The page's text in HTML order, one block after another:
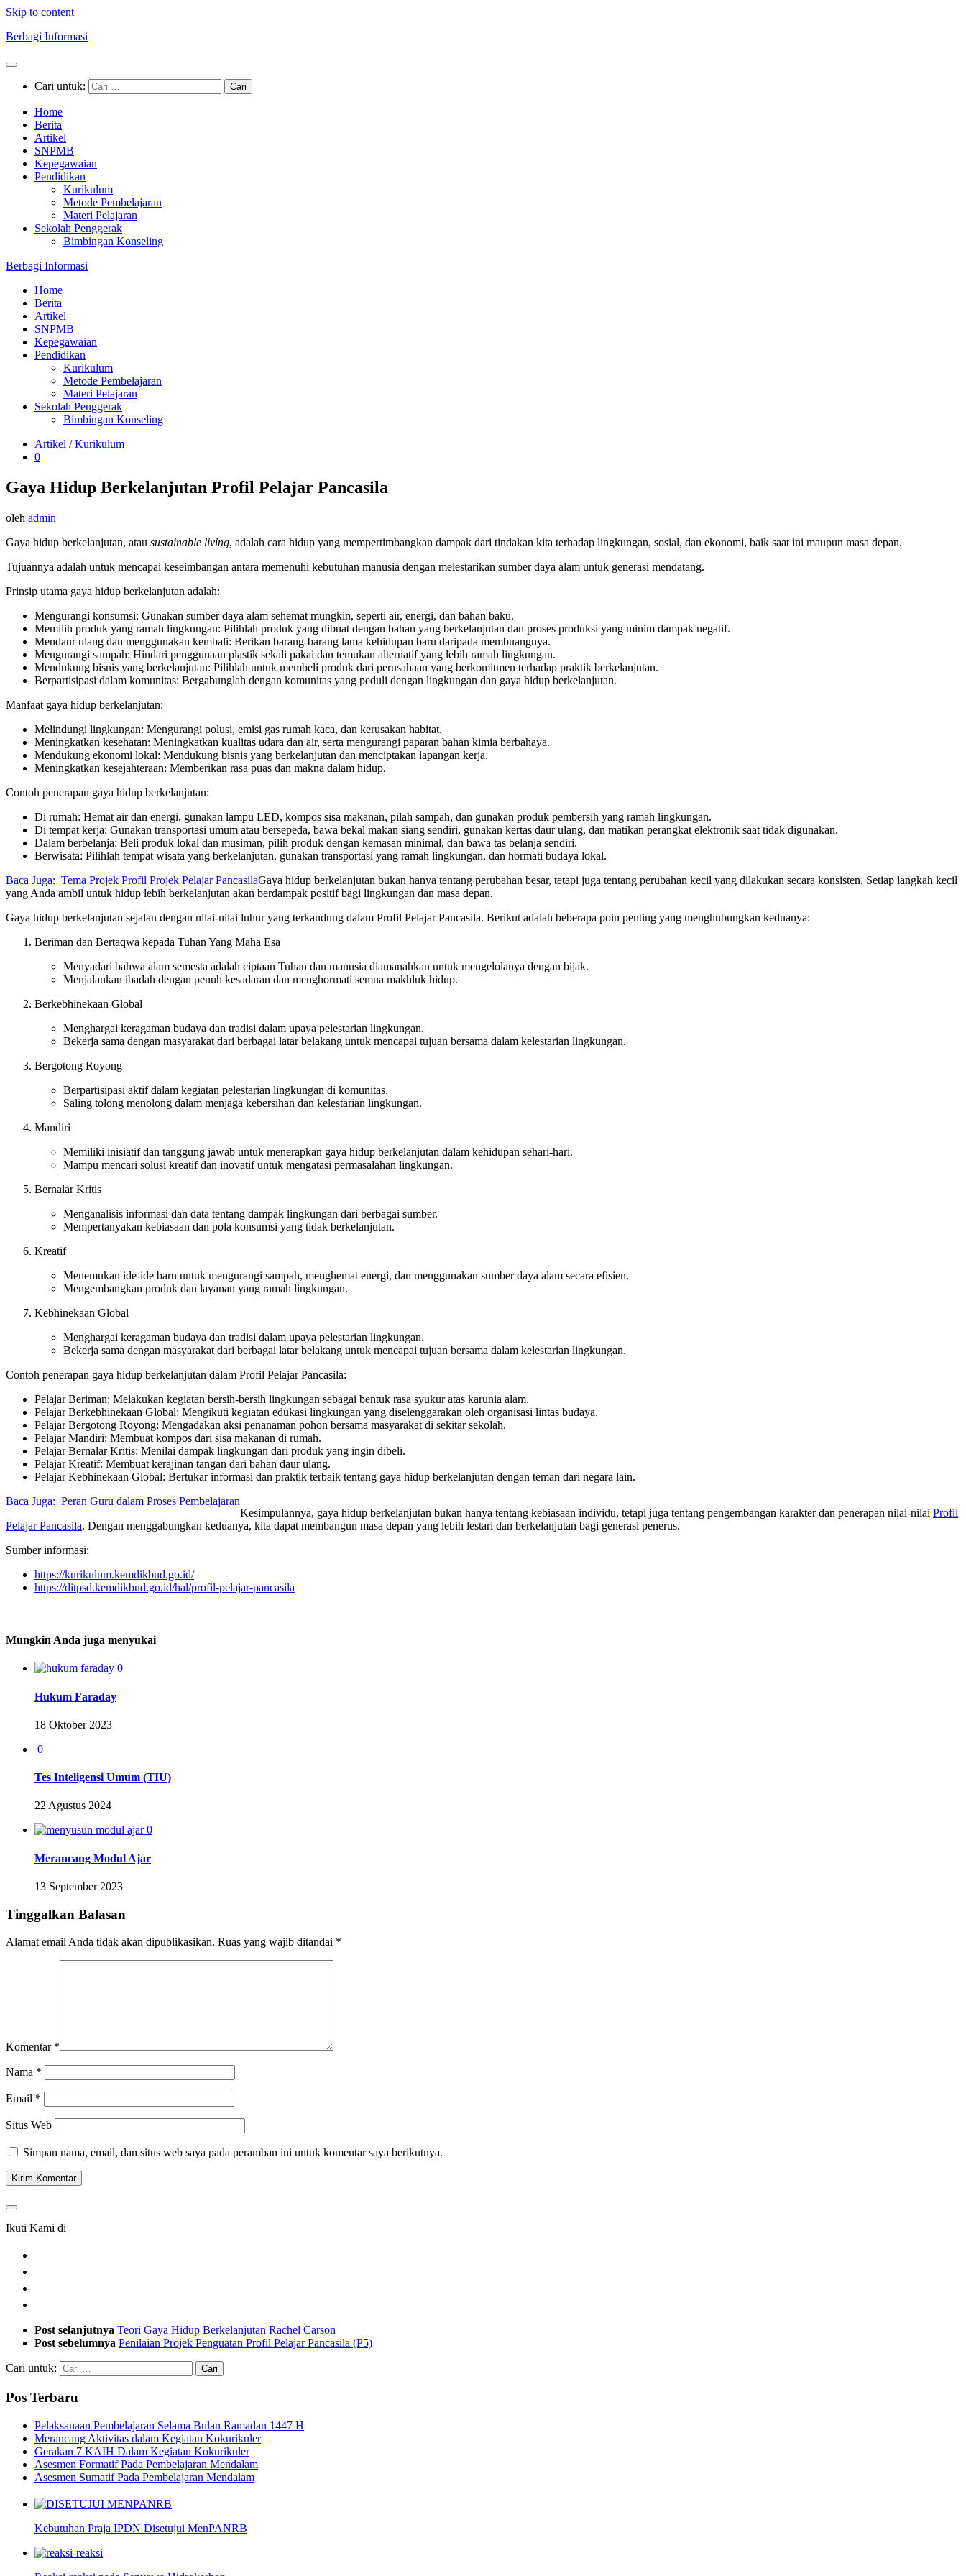
Skip to content
Berbagi Informasi
Cari untuk:
Home
Berita
Artikel
SNPMB
Kepegawaian
Pendidikan
Kurikulum
Metode Pembelajaran
Materi Pelajaran
Sekolah Penggerak
Bimbingan Konseling
Berbagi Informasi
Home
Berita
Artikel
SNPMB
Kepegawaian
Pendidikan
Kurikulum
Metode Pembelajaran
Materi Pelajaran
Sekolah Penggerak
Bimbingan Konseling
Artikel / Kurikulum
0
Gaya Hidup Berkelanjutan Profil Pelajar Pancasila
oleh admin
Gaya hidup berkelanjutan, atau sustainable living, adalah cara hidup yang mempertimbangkan dampak dari tindakan kita terhadap lingkungan, sosial, dan ekonomi, baik saat ini maupun masa depan.
Tujuannya adalah untuk mencapai keseimbangan antara memenuhi kebutuhan manusia dengan melestarikan sumber daya alam untuk generasi mendatang.
Prinsip utama gaya hidup berkelanjutan adalah:
Mengurangi konsumsi: Gunakan sumber daya alam sehemat mungkin, seperti air, energi, dan bahan baku.
Memilih produk yang ramah lingkungan: Pilihlah produk yang dibuat dengan bahan yang berkelanjutan dan proses produksi yang minim dampak negatif.
Mendaur ulang dan menggunakan kembali: Berikan barang-barang lama kehidupan baru daripada membuangnya.
Mengurangi sampah: Hindari penggunaan plastik sekali pakai dan temukan alternatif yang lebih ramah lingkungan.
Mendukung bisnis yang berkelanjutan: Pilihlah untuk membeli produk dari perusahaan yang berkomitmen terhadap praktik berkelanjutan.
Berpartisipasi dalam komunitas: Bergabunglah dengan komunitas yang peduli dengan lingkungan dan gaya hidup berkelanjutan.
Manfaat gaya hidup berkelanjutan:
Melindungi lingkungan: Mengurangi polusi, emisi gas rumah kaca, dan kerusakan habitat.
Meningkatkan kesehatan: Meningkatkan kualitas udara dan air, serta mengurangi paparan bahan kimia berbahaya.
Mendukung ekonomi lokal: Mendukung bisnis yang berkelanjutan dan menciptakan lapangan kerja.
Meningkatkan kesejahteraan: Memberikan rasa puas dan makna dalam hidup.
Contoh penerapan gaya hidup berkelanjutan:
Di rumah: Hemat air dan energi, gunakan lampu LED, kompos sisa makanan, pilah sampah, dan gunakan produk pembersih yang ramah lingkungan.
Di tempat kerja: Gunakan transportasi umum atau bersepeda, bawa bekal makan siang sendiri, gunakan kertas daur ulang, dan matikan perangkat elektronik saat tidak digunakan.
Dalam berbelanja: Beli produk lokal dan musiman, pilih produk dengan kemasan minimal, dan bawa tas belanja sendiri.
Berwisata: Pilihlah tempat wisata yang berkelanjutan, gunakan transportasi yang ramah lingkungan, dan hormati budaya lokal.
Baca Juga: Tema Projek Profil Projek Pelajar PancasilaGaya hidup berkelanjutan bukan hanya tentang perubahan besar, tetapi juga tentang perubahan kecil yang dilakukan secara konsisten. Setiap langkah kecil
yang Anda ambil untuk hidup lebih berkelanjutan akan berdampak positif bagi lingkungan dan masa depan.
Gaya hidup berkelanjutan sejalan dengan nilai-nilai luhur yang terkandung dalam Profil Pelajar Pancasila. Berikut adalah beberapa poin penting yang menghubungkan keduanya:
Beriman dan Bertaqwa kepada Tuhan Yang Maha Esa
Menyadari bahwa alam semesta adalah ciptaan Tuhan dan manusia diamanahkan untuk mengelolanya dengan bijak.
Menjalankan ibadah dengan penuh kesadaran dan menghormati semua makhluk hidup.
Berkebhinekaan Global
Menghargai keragaman budaya dan tradisi dalam upaya pelestarian lingkungan.
Bekerja sama dengan masyarakat dari berbagai latar belakang untuk mencapai tujuan bersama dalam kelestarian lingkungan.
Bergotong Royong
Berpartisipasi aktif dalam kegiatan pelestarian lingkungan di komunitas.
Saling tolong menolong dalam menjaga kebersihan dan kelestarian lingkungan.
Mandiri
Memiliki inisiatif dan tanggung jawab untuk menerapkan gaya hidup berkelanjutan dalam kehidupan sehari-hari.
Mampu mencari solusi kreatif dan inovatif untuk mengatasi permasalahan lingkungan.
Bernalar Kritis
Menganalisis informasi dan data tentang dampak lingkungan dari berbagai sumber.
Mempertanyakan kebiasaan dan pola konsumsi yang tidak berkelanjutan.
Kreatif
Menemukan ide-ide baru untuk mengurangi sampah, menghemat energi, dan menggunakan sumber daya alam secara efisien.
Mengembangkan produk dan layanan yang ramah lingkungan.
Kebhinekaan Global
Menghargai keragaman budaya dan tradisi dalam upaya pelestarian lingkungan.
Bekerja sama dengan masyarakat dari berbagai latar belakang untuk mencapai tujuan bersama dalam kelestarian lingkungan.
Contoh penerapan gaya hidup berkelanjutan dalam Profil Pelajar Pancasila:
Pelajar Beriman: Melakukan kegiatan bersih-bersih lingkungan sebagai bentuk rasa syukur atas karunia alam.
Pelajar Berkebhinekaan Global: Mengikuti kegiatan edukasi lingkungan yang diselenggarakan oleh organisasi lintas budaya.
Pelajar Bergotong Royong: Mengadakan aksi penanaman pohon bersama masyarakat di sekitar sekolah.
Pelajar Mandiri: Membuat kompos dari sisa makanan di rumah.
Pelajar Bernalar Kritis: Menilai dampak lingkungan dari produk yang ingin dibeli.
Pelajar Kreatif: Membuat kerajinan tangan dari bahan daur ulang.
Pelajar Kebhinekaan Global: Bertukar informasi dan praktik terbaik tentang gaya hidup berkelanjutan dengan teman dari negara lain.
Baca Juga: Peran Guru dalam Proses Pembelajaran
Kesimpulannya, gaya hidup berkelanjutan bukan hanya tentang kebiasaan individu, tetapi juga tentang pengembangan karakter dan penerapan nilai-nilai Profil
Pelajar Pancasila. Dengan menggabungkan keduanya, kita dapat membangun masa depan yang lebih lestari dan berkelanjutan bagi generasi penerus.
Sumber informasi:
https://kurikulum.kemdikbud.go.id/
https://ditpsd.kemdikbud.go.id/hal/profil-pelajar-pancasila
Mungkin Anda juga menyukai
0
Hukum Faraday
18 Oktober 2023
0
Tes Inteligensi Umum (TIU)
22 Agustus 2024
0
Merancang Modul Ajar
13 September 2023
Tinggalkan Balasan
Alamat email Anda tidak akan dipublikasikan. Ruas yang wajib ditandai *
Komentar *
Nama *
Email *
Situs Web
Simpan nama, email, dan situs web saya pada peramban ini untuk komentar saya berikutnya.
Ikuti Kami di
Post selanjutnya Teori Gaya Hidup Berkelanjutan Rachel Carson
Post sebelumnya Penilaian Projek Penguatan Profil Pelajar Pancasila (P5)
Cari untuk:
Pos Terbaru
Pelaksanaan Pembelajaran Selama Bulan Ramadan 1447 H
Merancang Aktivitas dalam Kegiatan Kokurikuler
Gerakan 7 KAIH Dalam Kegiatan Kokurikuler
Asesmen Formatif Pada Pembelajaran Mendalam
Asesmen Sumatif Pada Pembelajaran Mendalam
Kebutuhan Praja IPDN Disetujui MenPANRB